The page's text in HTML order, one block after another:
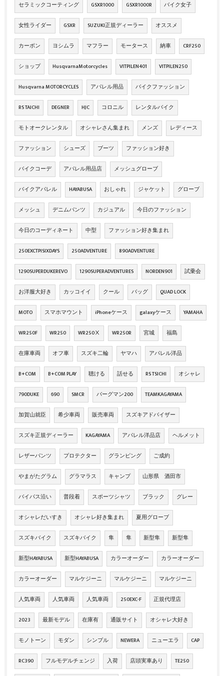
セラミックコーティング GSXR1000 GSXR1000R バイク女子
女性ライダー GSXR SUZUKI正規ディーラー オススメ
カーボン ヨシムラ マフラー モータース 納車 CRF250
ショップ HusqvarnaMotorcycles VITPILEN401 VITPILEN250
Husqvarna MOTORCYCLES アパレル用品 バイクファッション
RS TAICHI DEGNER HJC コロニル レンタルバイク
モトオークレンタル オシャレさん集まれ メンズ レディース
ファッション シューズ ブーツ ファッション好き
バイクコーデ アパレル用品店 メッシュグローブ
バイクアパレル HAYABUSA おしゃれ ジャケット グローブ
メッシュ デニムパンツ カジュアル 今日のファッション
今日のコーディネート 中型 ファッション好き集まれ
250EXCTPISIXDAYS 250ADVENTURE 890ADVENTURE
1290SUPERDUKEREVO 1290SUPERADVENTURES NORDEN901 試乗会
お洋服大好き カッコイイ クール バッグ QUAD LOCK
MOTO スマホマウント iPhoneケース galaxyケース YAMAHA
WR250F WR250 WR250Ⅹ WR250R 宮城 福島
在庫車両 オフ車 スズキ二輪 ヤマハ アパレル洋品
B+COM B+COM PLAY 聴ける 話せる RS TSICHI オシャレ
790DUKE 690 SMCR バーグマン200 TEAMKAGAYAMA
加賀山就臣 希少車両 販売車両 スズキアドバイザー
スズキ正規ディーラー KAGAYAMA アパレル洋品店 ヘルメット
レザーパンツ プロテクター グランピング ご成約
やまがたグラム グラマラス キャンプ 山形県 酒田市
バイパス沿い 普段着 スポーツシャツ ブラック グレー
オシャレだいすき オシャレ好き集まれ 夏用グローブ
スズキバイク スズキバイク 隼 隼 新型隼 新型隼
新型HAYABUSA 新型HAYABUSA カラーオーダー カラーオーダー
カラーオーダー マルケジーニ マルケジーニ マルケジーニ
人気車両 人気車両 人気車両 250EXC-F 正規代理店
2023 最新モデル 在庫有 通販サイト オシャレ大好き
モノトーン モダン シンプル NEWERA ニューエラ CAP
RC390 フルモデルチェンジ 入荷 店頭実車あり TE250